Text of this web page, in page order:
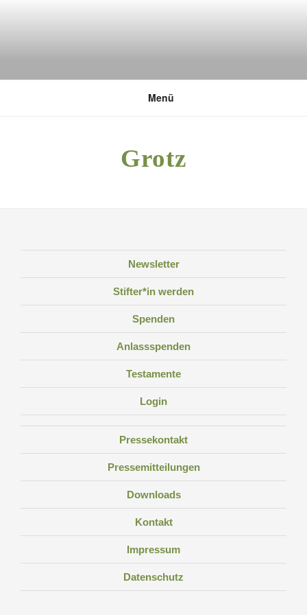
DEUTSCHE UMWELTSTIFTUNG
Menü
Grotz
Newsletter
Stifter*in werden
Spenden
Anlassspenden
Testamente
Login
Pressekontakt
Pressemitteilungen
Downloads
Kontakt
Impressum
Datenschutz